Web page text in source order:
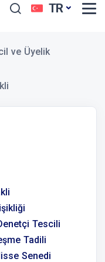
TR
ve Üyelik
Tescili
Tadili
Senedi